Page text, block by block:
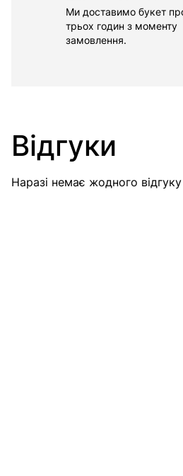
Ми доставимо букет
трьох годин з моменту
замовлення.
Відгуки
Наразі немає жодного